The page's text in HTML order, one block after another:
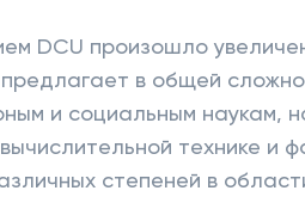
DCU произошло
предлагает в общей
и социальным наукам,
технике и
степеней в